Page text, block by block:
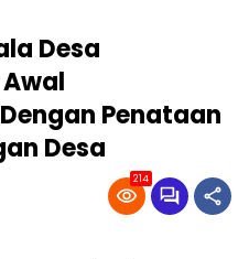
Desa
Penataan
Desa
214